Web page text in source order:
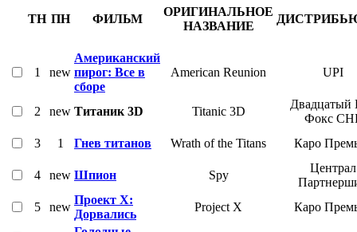
ТН ПН ФИЛЬМ
ОРИГИНАЛЬНОЕ
НАЗВАНИЕ
1 new
Американский
пирог: Все в
сборе
American Reunion UPI
2 new Титаник 3D Titanic 3D
Двадцатый
Фокс
3
1 Гнев титанов Wrath of the Titans Каро
4 new Шпион Spy
Централ
5
new
Проект Х:
Дорвались
Project X Каро